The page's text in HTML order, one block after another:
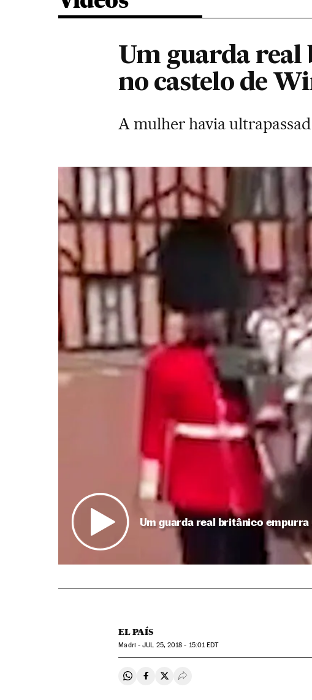
Um guarda
no castelo de
A mulher havia
Um guarda real britânico
EL PAÍS
Madri -JUL 25, 2018 - 15:01EDT
Compartir en Whatsapp
Compartir en Facebook
Compartir en Twitter
Desplegar Redes Sociales